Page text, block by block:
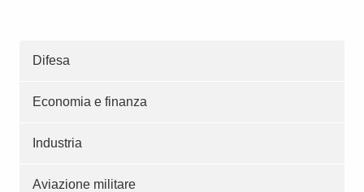
Difesa
Economia e finanza
Industria
Aviazione militare